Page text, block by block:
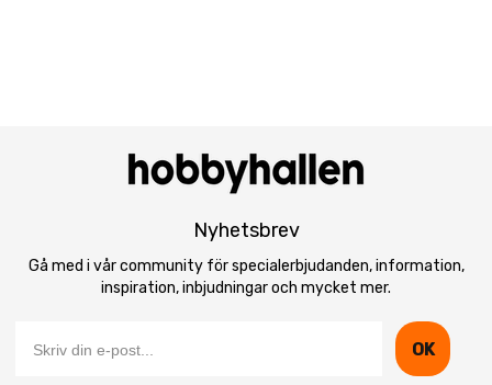
Nyhetsbrev
Gå med i vår community för specialerbjudanden, information,
inspiration, inbjudningar och mycket mer.
OK